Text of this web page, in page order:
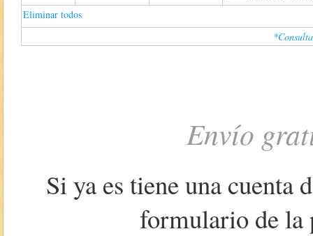
Eliminar todos
Envío
Si ya es tiene una cuenta
formulario de la